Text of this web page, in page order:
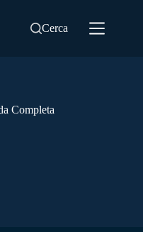
Cerca
Completa